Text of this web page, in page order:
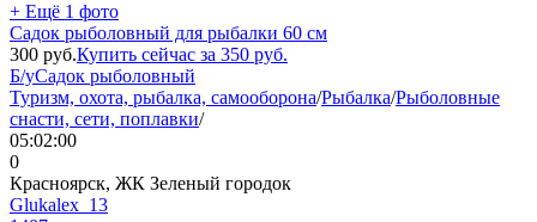
+ Ещё 1 фото
Садок рыболовный для рыбалки 60 см
300 руб.Купить сейчас за 350 руб.
Б/уСадок рыболовный
Туризм, охота, рыбалка, самооборона/Рыбалка/Рыболовные
снасти, сети, поплавки/
05:02:00
0
Красноярск, ЖК Зеленый городок
Glukalex_13